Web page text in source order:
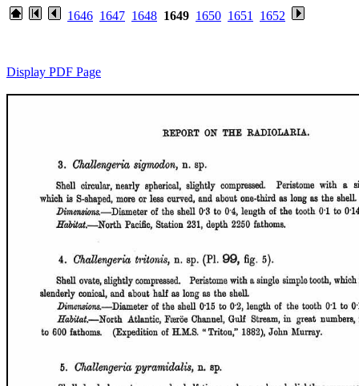
1646 1647 1648 1649 1650 1651 1652
Display PDF Page